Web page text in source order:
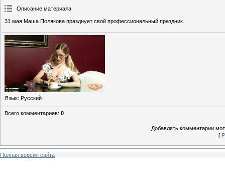
Описание материала:
31 мая Маша Полякова празднует свой профессиональный праздник.
Язык: Русский
Всего комментариев: 0
Добавлять комментарии
[
Полная версия сайта